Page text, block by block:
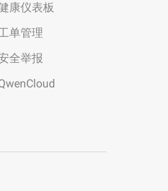
康仪表板
单管理
全举报